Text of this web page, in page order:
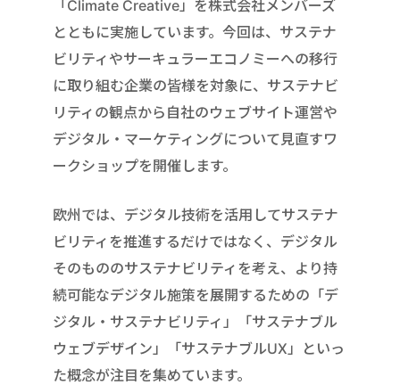
「Climate Creative」を株式会社メンバーズ
とともに実施しています。今回は、サステナ
ビリティやサーキュラーエコノミーへの移行
に取り組む企業の皆様を対象に、サステナビ
リティの観点から自社のウェブサイト運営や
デジタル・マーケティングについて見直すワ
ークショップを開催します。
欧州では、デジタル技術を活用してサステナ
ビリティを推進するだけではなく、デジタル
そのもののサステナビリティを考え、より持
続可能なデジタル施策を展開するための「デ
ジタル・サステナビリティ」「サステナブル
ウェブデザイン」「サステナブルUX」といっ
た概念が注目を集めています。